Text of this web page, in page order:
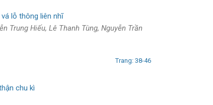
lỗ thông liên nhĩ
Trung Hiếu, Lê Thanh Tùng, Nguyễn Trần
Trang: 38-46
chu kì